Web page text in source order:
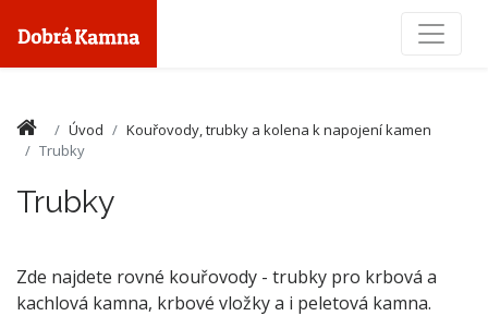
Úvod
Kouřovody, trubky a kolena k napojení kamen
Trubky
Trubky
Zde najdete rovné kouřovody - trubky pro krbová a
kachlová kamna, krbové vložky a i peletová kamna.